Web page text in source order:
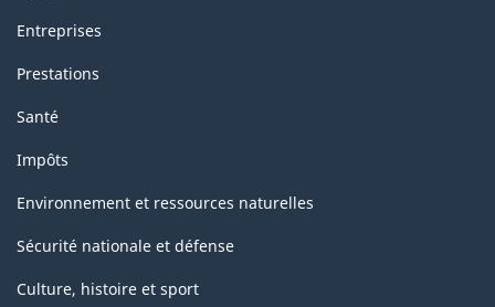
Entreprises
Prestations
Santé
Impôts
Environnement et ressources naturelles
Sécurité nationale et défense
Culture, histoire et sport